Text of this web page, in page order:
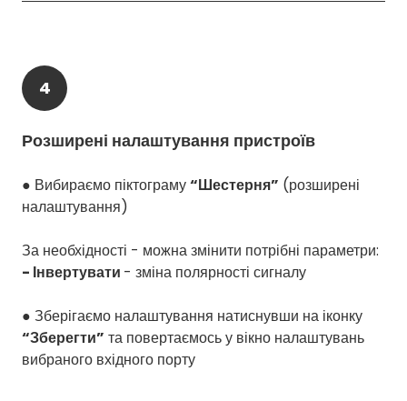
4
Розширені налаштування пристроїв
● Вибираємо піктограму“Шестерня” (розширені
налаштування)
За необхідності - можна змінити потрібні параметри:
- Інвертувати - зміна полярності сигналу
● Зберігаємо налаштування натиснувши на іконку
“Зберегти” та повертаємось у вікно налаштувань
вибраного вхідного порту